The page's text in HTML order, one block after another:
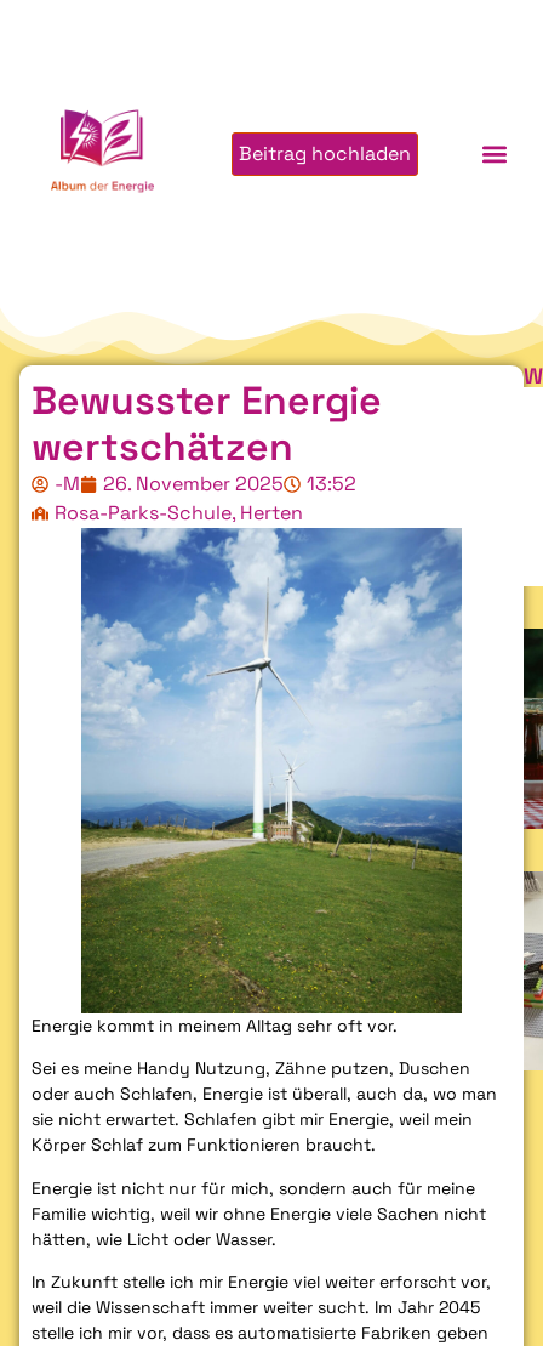
Beitrag hochladen
Bewusster Energie
wertschätzen
-M 26. November 2025
13:52
Rosa-Parks-Schule, Herten
Energie kommt in meinem Alltag sehr oft vor.
Sei es meine Handy Nutzung, Zähne putzen, Duschen
oder auch Schlafen, Energie ist überall, auch da, wo man
sie nicht erwartet. Schlafen gibt mir Energie, weil mein
Körper Schlaf zum Funktionieren braucht.
Energie ist nicht nur für mich, sondern auch für meine
Familie wichtig, weil wir ohne Energie viele Sachen nicht
hätten, wie Licht oder Wasser.
In Zukunft stelle ich mir Energie viel weiter erforscht vor,
weil die Wissenschaft immer weiter sucht. Im Jahr 2045
stelle ich mir vor, dass es automatisierte Fabriken geben